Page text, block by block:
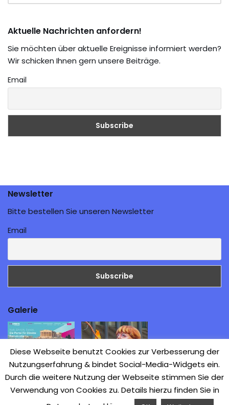
Aktuelle Nachrichten anfordern!
Sie möchten über aktuelle Ereignisse informiert werden?
Wir schicken Ihnen gern unsere Beiträge.
Email
Newsletter
Bitte bestellen Sie unseren Newsletter
Email
Galerie
Aufbruch zur Direkten
Demokratie
Diese Webseite benutzt Cookies zur Verbesserung der
Nutzungserfahrung & bindet Social-Media-Widgets ein.
Durch die weitere Nutzung der Webseite stimmen Sie der
Verwendung von Cookies zu. Details hierzu finden Sie in